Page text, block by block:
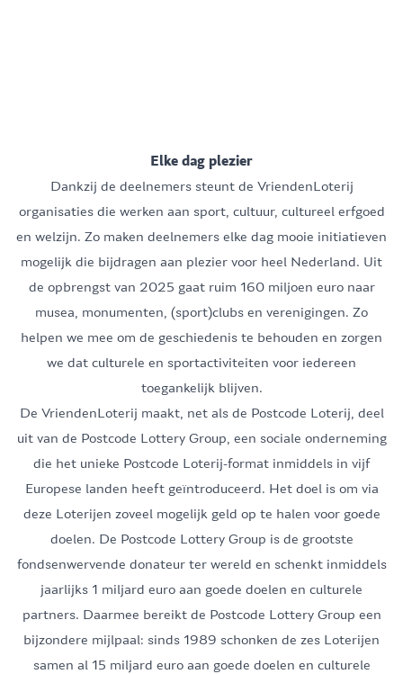
Elke dag plezier
Dankzij de deelnemers steunt de VriendenLoterij
organisaties die werken aan sport, cultuur, cultureel erfgoed
en welzijn. Zo maken deelnemers elke dag mooie initiatieven
mogelijk die bijdragen aan plezier voor heel Nederland. Uit
de opbrengst van 2025 gaat ruim 160 miljoen euro naar
musea, monumenten, (sport)clubs en verenigingen. Zo
helpen we mee om de geschiedenis te behouden en zorgen
we dat culturele en sportactiviteiten voor iedereen
toegankelijk blijven.
De VriendenLoterij maakt, net als de Postcode Loterij, deel
uit van de Postcode Lottery Group , een sociale onderneming
die het unieke Postcode Loterij-format inmiddels in vijf
Europese landen heeft geïntroduceerd. Het doel is om via
deze Loterijen zoveel mogelijk geld op te halen voor goede
doelen. De Postcode Lottery Group is de grootste
fondsenwervende donateur ter wereld en schenkt inmiddels
jaarlijks 1 miljard euro aan goede doelen en culturele
partners. Daarmee bereikt de Postcode Lottery Group een
bijzondere mijlpaal: sinds 1989 schonken de zes Loterijen
samen al 15 miljard euro aan goede doelen en culturele